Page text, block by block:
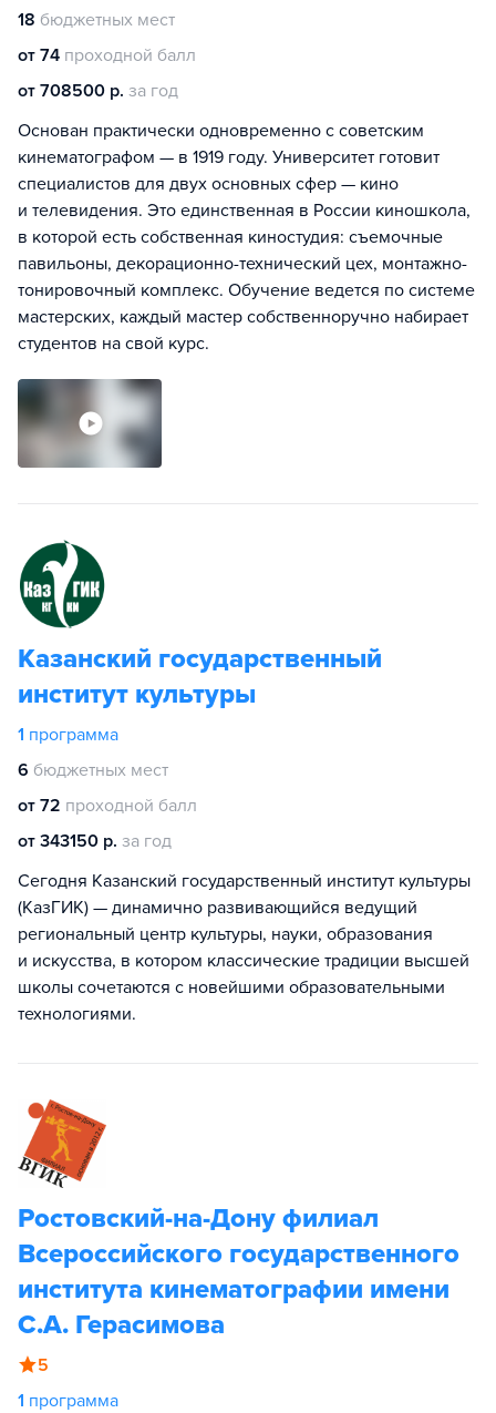
18 бюджетных мест
от 74 проходной балл
от 708500 р. за год
Основан практически одновременно с советским
кинематографом — в 1919 году. Университет готовит
специалистов для двух основных сфер — кино
и телевидения. Это единственная в России киношкола,
в которой есть собственная киностудия: съемочные
павильоны, декорационно-технический цех, монтажно-
тонировочный комплекс. Обучение ведется по системе
мастерских, каждый мастер собственноручно набирает
студентов на свой курс.
Казанский государственный
институт культуры
1 программа
6 бюджетных мест
от 72 проходной балл
от 343150 р. за год
Сегодня Казанский государственный институт культуры
(КазГИК) — динамично развивающийся ведущий
региональный центр культуры, науки, образования
и искусства, в котором классические традиции высшей
школы сочетаются с новейшими образовательными
технологиями.
Ростовский-на-Дону филиал
Всероссийского государственного
института кинематографии имени
С.А. Герасимова
5
1 программа